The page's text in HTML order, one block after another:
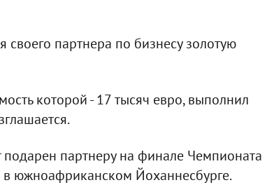
партнера по бизнесу золотую
которой - 17 тысяч евро, выполнил
партнеру на финале Чемпионата
южноафриканском Йоханнесбурге.